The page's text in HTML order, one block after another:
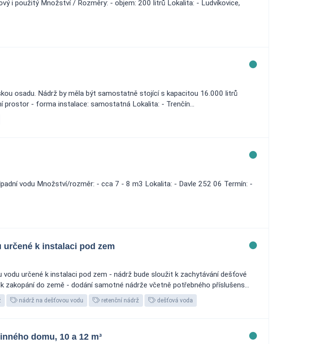
i použitý Množství / Rozměry: - objem: 200 litrů Lokalita: - Ludvíkovice,
osadu. Nádrž by měla být samostatně stojící s kapacitou 16.000 litrů
prostor - forma instalace: samostatná Lokalita: - Trenčín...
vodu Množství/rozměr: - cca 7 - 8 m3 Lokalita: - Davle 252 06 Termín: -
k instalaci pod zem
určené k instalaci pod zem - nádrž bude sloužit k zachytávání dešťové
do země - dodání samotné nádrže včetně potřebného příslušens...
nádrž na dešťovou vodu retenční nádrž dešťová voda
domu, 10 a 12 m³